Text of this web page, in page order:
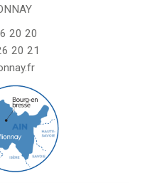
20 20
20 21